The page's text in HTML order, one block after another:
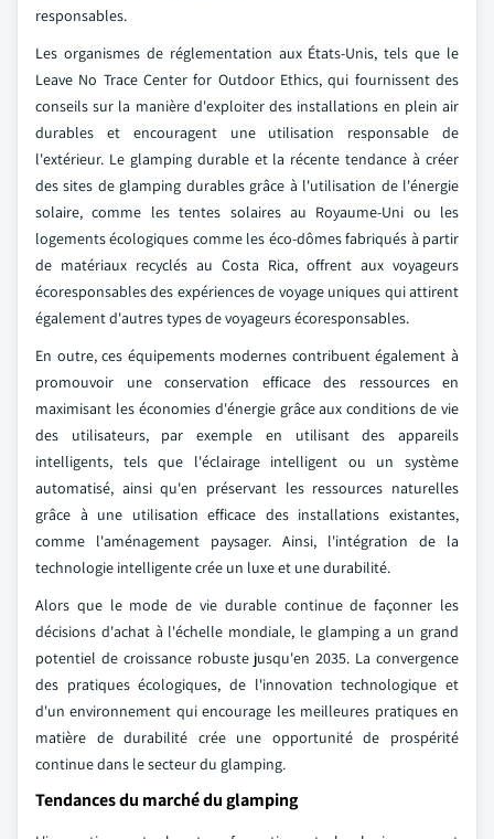
responsables.
Les organismes de réglementation aux États-Unis, tels que le
Leave No Trace Center for Outdoor Ethics, qui fournissent des
conseils sur la manière d'exploiter des installations en plein air
durables et encouragent une utilisation responsable de
l'extérieur. Le glamping durable et la récente tendance à créer
des sites de glamping durables grâce à l'utilisation de l'énergie
solaire, comme les tentes solaires au Royaume-Uni ou les
logements écologiques comme les éco-dômes fabriqués à partir
de matériaux recyclés au Costa Rica, offrent aux voyageurs
écoresponsables des expériences de voyage uniques qui attirent
également d'autres types de voyageurs écoresponsables.
En outre, ces équipements modernes contribuent également à
promouvoir une conservation efficace des ressources en
maximisant les économies d'énergie grâce aux conditions de vie
des utilisateurs, par exemple en utilisant des appareils
intelligents, tels que l'éclairage intelligent ou un système
automatisé, ainsi qu'en préservant les ressources naturelles
grâce à une utilisation efficace des installations existantes,
comme l'aménagement paysager. Ainsi, l'intégration de la
technologie intelligente crée un luxe et une durabilité.
Alors que le mode de vie durable continue de façonner les
décisions d'achat à l'échelle mondiale, le glamping a un grand
potentiel de croissance robuste jusqu'en 2035. La convergence
des pratiques écologiques, de l'innovation technologique et
d'un environnement qui encourage les meilleures pratiques en
matière de durabilité crée une opportunité de prospérité
continue dans le secteur du glamping.
Tendances du marché du glamping